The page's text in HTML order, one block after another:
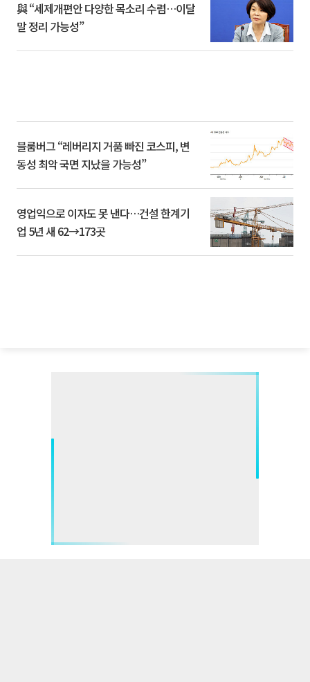
與 “세제개편안 다양한 목소리 수렴…이달
말 정리 가능성”
블룸버그 “레버리지 거품 빠진 코스피, 변
동성 최악 국면 지났을 가능성”
영업익으로 이자도 못 낸다…건설 한계기
업 5년 새 62→173곳